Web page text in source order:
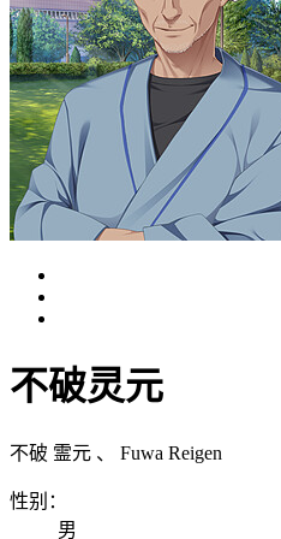
不破灵元
不破 霊元 、 Fuwa Reigen
性别：
男